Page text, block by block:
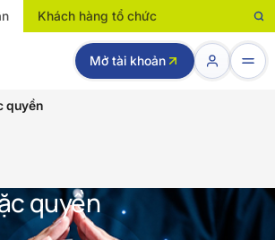
Khách hàng tổ chức
Mở tài khoản
quyền
quyền